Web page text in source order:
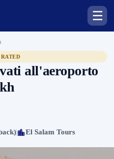
☰
all'aeroporto
El Salam Tours